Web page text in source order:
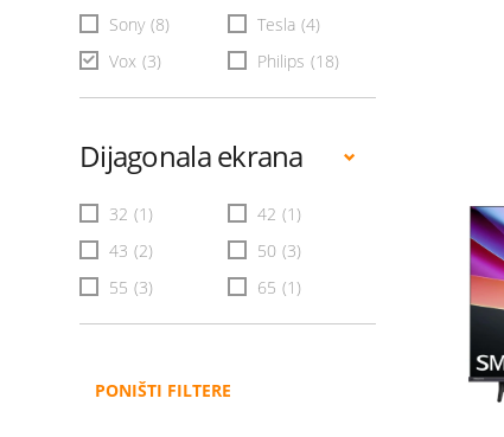
Sony (8) Tesla (4)
Vox (3) Philips (18)
Dijagonala ekrana
32 (1) 42 (1)
43 (2) 50 (3)
55 (3) 65 (1)
PONIŠTI FILTERE